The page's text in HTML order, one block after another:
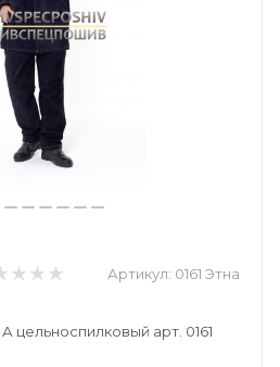
Артикул: 0161 Этна
арт. 0161